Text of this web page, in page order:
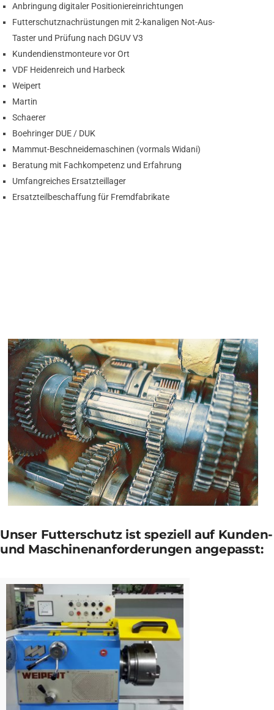
Anbringung digitaler Positioniereinrichtungen
Futterschutznachrüstungen mit 2-kanaligen Not-Aus-
Taster und Prüfung nach DGUV V3
Kundendienstmonteure vor Ort
VDF Heidenreich und Harbeck
Weipert
Martin
Schaerer
Boehringer DUE / DUK
Mammut-Beschneidemaschinen (vormals Widani)
Beratung mit Fachkompetenz und Erfahrung
Umfangreiches Ersatzteillager
Ersatzteilbeschaffung für Fremdfabrikate
Unser Futterschutz ist speziell auf Kunden-
und Maschinenanforderungen angepasst: